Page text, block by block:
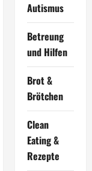
Autismus
Betreung
und Hilfen
Brot &
Brötchen
Clean
Eating &
Rezepte